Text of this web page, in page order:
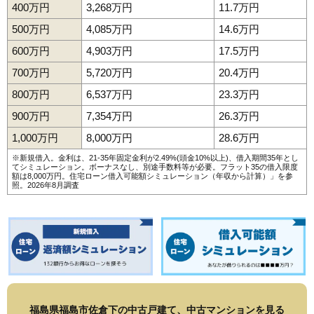
400万円 3,268万円
11.7万円
500万円
4,085万円
14.6万円
600万円
4,903万円
17.5万円
700万円
5,720万円
20.4万円
800万円
6,537万円
23.3万円
900万円
7,354万円
26.3万円
1,000万円
8,000万円 28.6万円
※新規借入。金利は、21-35年固定金利が2.49%(頭金10%以上)、借入期間35年とし
てシミュレーション。ボーナスなし、別途手数料等が必要。フラット35の借入限度
額は8,000万円。 住宅ローン借入可能額シミュレーション（年収から計算）
」を参
照。2026年8月調査
福島県福島市佐倉下の中古戸建て、中古マンションを見る